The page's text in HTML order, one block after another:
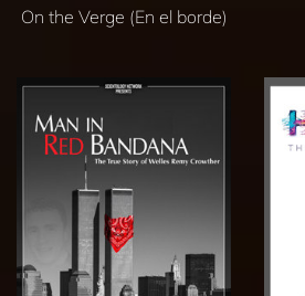
On the Verge (En el borde)